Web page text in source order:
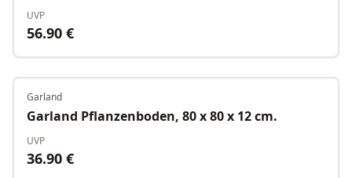
UVP
56.90 €
Garland
Garland Pflanzenboden, 80 x 80 x 12 cm.
UVP
36.90 €